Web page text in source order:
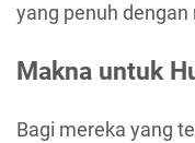
yang penuh
Makna untuk
Bagi mereka yang